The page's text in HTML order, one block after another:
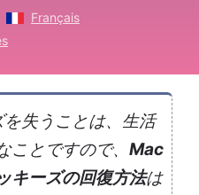
Français
失うことは、生活
とですので、 Mac
キーズの回復方法は